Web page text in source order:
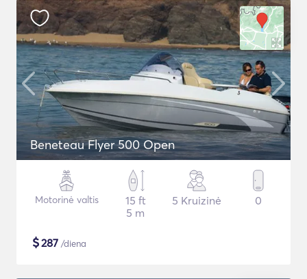
Beneteau Flyer 500 Open
Motorinė valtis
15 ft
5 m
5 Kruizinė 0
$287 /diena